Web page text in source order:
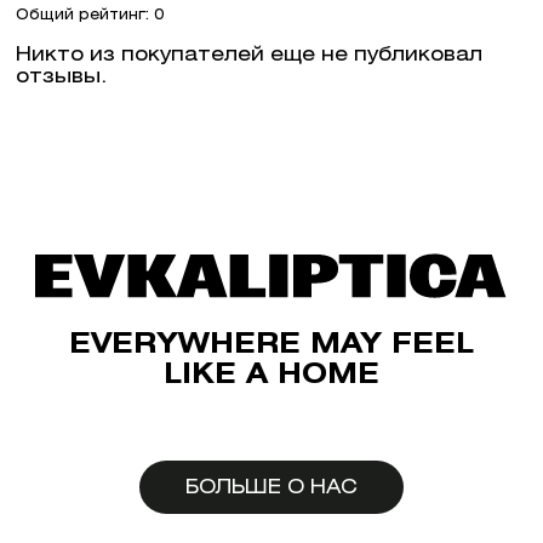
Общий рейтинг: 0
Никто из покупателей еще не публиковал
отзывы.
EVERYWHERE MAY FEEL
LIKE A HOME
БОЛЬШЕ О НАС